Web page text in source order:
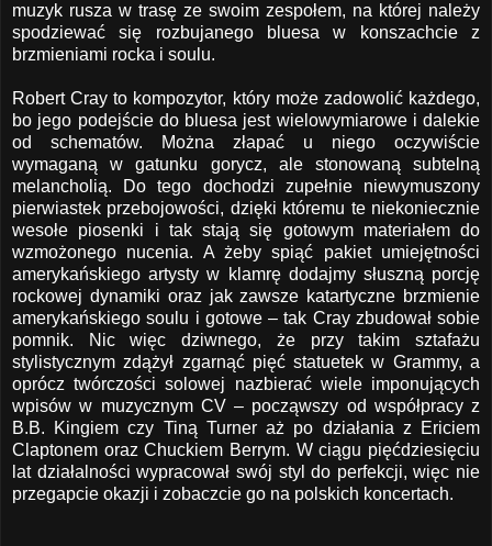
muzyk rusza w trasę ze swoim zespołem, na której należy
spodziewać się rozbujanego bluesa w konszachcie z
brzmieniami rocka i soulu.
Robert Cray to kompozytor, który może zadowolić każdego,
bo jego podejście do bluesa jest wielowymiarowe i dalekie
od schematów. Można złapać u niego oczywiście
wymaganą w gatunku gorycz, ale stonowaną subtelną
melancholią. Do tego dochodzi zupełnie niewymuszony
pierwiastek przebojowości, dzięki któremu te niekoniecznie
wesołe piosenki i tak stają się gotowym materiałem do
wzmożonego nucenia. A żeby spiąć pakiet umiejętności
amerykańskiego artysty w klamrę dodajmy słuszną porcję
rockowej dynamiki oraz jak zawsze katartyczne brzmienie
amerykańskiego soulu i gotowe – tak Cray zbudował sobie
pomnik. Nic więc dziwnego, że przy takim sztafażu
stylistycznym zdążył zgarnąć pięć statuetek w Grammy, a
oprócz twórczości solowej nazbierać wiele imponujących
wpisów w muzycznym CV – począwszy od współpracy z
B.B. Kingiem czy Tiną Turner aż po działania z Ericiem
Claptonem oraz Chuckiem Berrym. W ciągu pięćdziesięciu
lat działalności wypracował swój styl do perfekcji, więc nie
przegapcie okazji i zobaczcie go na polskich koncertach.